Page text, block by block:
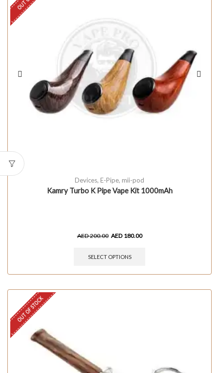
Devices, E-Pipe, mii-pod
Kamry Turbo K Pipe Vape Kit 1000mAh
AED200.00 AED 180.00
SELECT OPTIONS
OUT OF STOCK